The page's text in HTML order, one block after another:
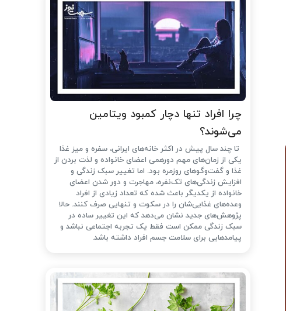
چرا افراد تنها دچار کمبود ویتامین
می‌شوند؟
تا چند سال پیش در اکثر خانه‌های ایرانی، سفره و میز غذا
یکی از زمان‌های مهم دورهمی اعضای خانواده و لذت بردن از
غذا و گفت‌وگوهای روزمره بود. اما تغییر سبک زندگی و
افزایش زندگی‌های تک‌نفره، مهاجرت و دور شدن اعضای
خانواده از یکدیگر باعث شده که تعداد زیادی از افراد
وعده‌های غذایی‌شان را در سکوت و تنهایی صرف کنند. حالا
پژوهش‌های جدید نشان می‌دهد که این تغییر ساده در
سبک زندگی ممکن است فقط یک تجربه اجتماعی نباشد و
پیامدهایی برای سلامت جسم افراد داشته باشد.